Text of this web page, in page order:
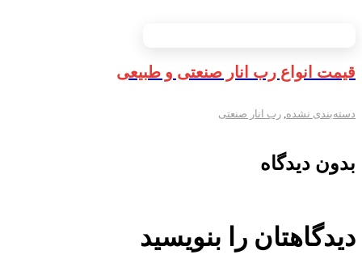
قیمت انواع رب انار صنعتی و طبیعی
دسته‌بندی نشده, رب انار صنعتی
بدون دیدگاه
دیدگاهتان را بنویسید